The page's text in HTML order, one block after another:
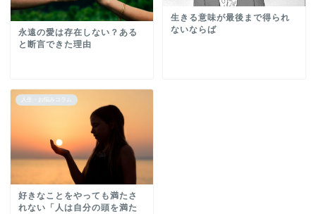
永遠の愛は存在しない？ある
と断言できた理由
生きる意味が最後まで得られ
ないならば
人生・お悩みコラム
好きなことをやっても満たさ
れない「人は自分の頭を満た